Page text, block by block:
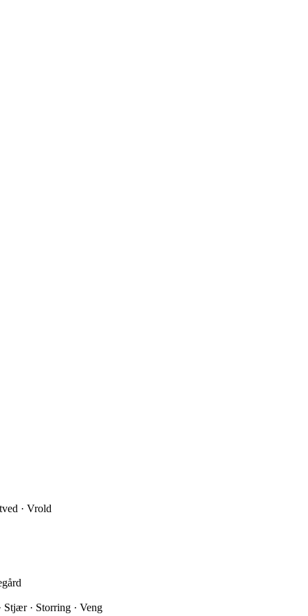
· Vrold
Stjær · Storring · Veng